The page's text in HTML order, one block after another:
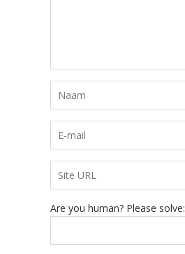
Are you human? Please solve: